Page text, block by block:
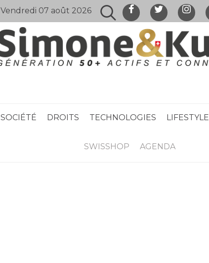
Vendredi 07 août 2026
SOCIÉTÉ DROITS TECHNOLOGIES LIFESTYLE
SWISSHOP AGENDA